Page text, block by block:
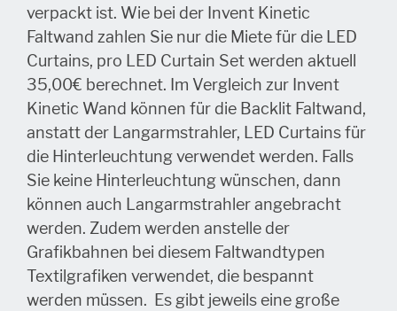
verpackt ist. Wie bei der Invent Kinetic
Faltwand zahlen Sie nur die Miete für die LED
Curtains, pro LED Curtain Set werden aktuell
35,00€ berechnet. Im Vergleich zur Invent
Kinetic Wand können für die Backlit Faltwand,
anstatt der Langarmstrahler, LED Curtains für
die Hinterleuchtung verwendet werden. Falls
Sie keine Hinterleuchtung wünschen, dann
können auch Langarmstrahler angebracht
werden. Zudem werden anstelle der
Grafikbahnen bei diesem Faltwandtypen
Textilgrafiken verwendet, die bespannt
werden müssen. Es gibt jeweils eine große